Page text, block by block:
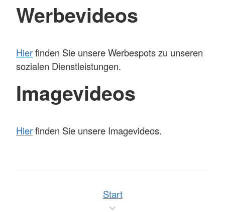
Werbevideos
Hierfinden Sie unsere Werbespots zu unseren
sozialen Dienstleistungen.
Imagevideos
Hierfinden Sie unsere Imagevideos.
Start